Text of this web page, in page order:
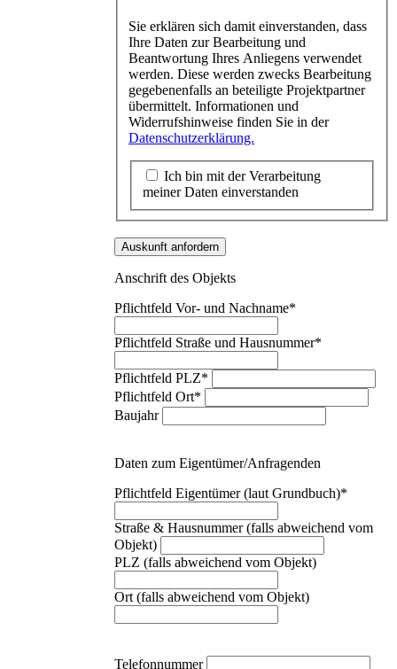
Sie erklären sich damit einverstanden, dass
Ihre Daten zur Bearbeitung und
Beantwortung Ihres Anliegens verwendet
werden. Diese werden zwecks Bearbeitung
gegebenenfalls an beteiligte Projektpartner
übermittelt. Informationen und
Widerrufshinweise finden Sie in der
Datenschutzerklärung.
Ich bin mit der Verarbeitung
meiner Daten einverstanden
Auskunft anfordern
Anschrift des Objekts
Pflichtfeld Vor- und Nachname*
Pflichtfeld Straße und Hausnummer*
Pflichtfeld PLZ*
Pflichtfeld Ort*
Baujahr
Daten zum Eigentümer/Anfragenden
Pflichtfeld Eigentümer (laut Grundbuch)*
Straße & Hausnummer (falls abweichend vom
Objekt)
PLZ (falls abweichend vom Objekt)
Ort (falls abweichend vom Objekt)
Telefonnummer